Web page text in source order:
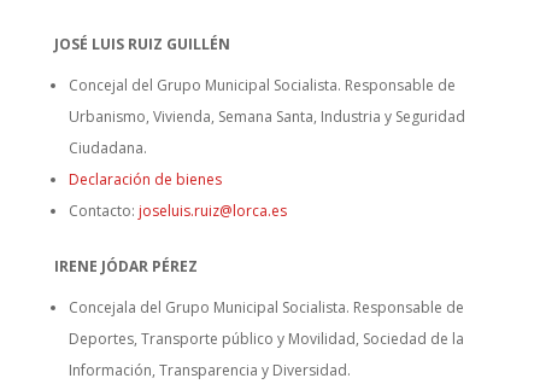
JOSÉ LUIS RUIZ GUILLÉN
Concejal del Grupo Municipal Socialista. Responsable de
Urbanismo, Vivienda, Semana Santa, Industria y Seguridad
Ciudadana.
Declaración de bienes
Contacto: joseluis.ruiz@lorca.es
IRENE JÓDAR PÉREZ
Concejala del Grupo Municipal Socialista. Responsable de
Deportes, Transporte público y Movilidad, Sociedad de la
Información, Transparencia y Diversidad.